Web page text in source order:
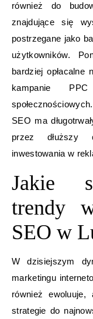
również do
znajdujące się
postrzegane jako
użytkowników.
bardziej
kampanie
SEO ma
przez dłuższy
inwestowania w
Jakie
trendy
SEO w
W dzisiejszym
marketingu
również
strategie do